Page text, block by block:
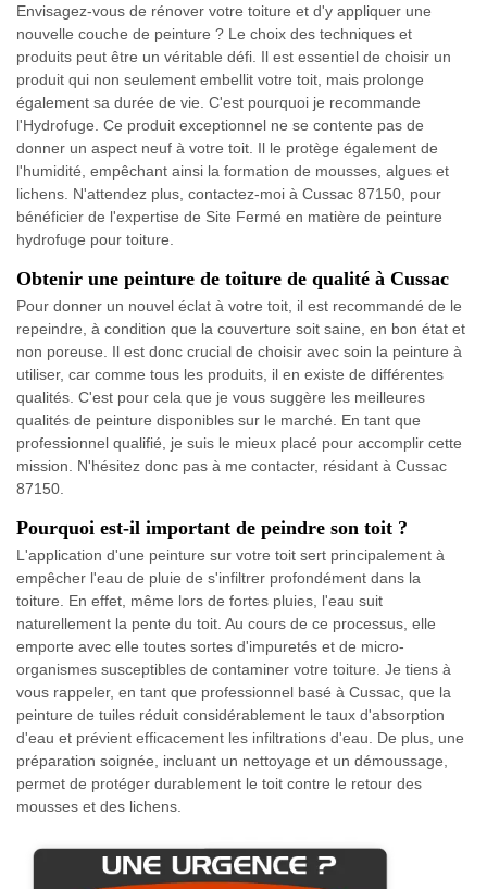
Envisagez-vous de rénover votre toiture et d'y appliquer une
nouvelle couche de peinture ? Le choix des techniques et
produits peut être un véritable défi. Il est essentiel de choisir un
produit qui non seulement embellit votre toit, mais prolonge
également sa durée de vie. C'est pourquoi je recommande
l'Hydrofuge. Ce produit exceptionnel ne se contente pas de
donner un aspect neuf à votre toit. Il le protège également de
l'humidité, empêchant ainsi la formation de mousses, algues et
lichens. N'attendez plus, contactez-moi à Cussac 87150, pour
bénéficier de l'expertise de Site Fermé en matière de peinture
hydrofuge pour toiture.
Obtenir une peinture de toiture de qualité à Cussac
Pour donner un nouvel éclat à votre toit, il est recommandé de le
repeindre, à condition que la couverture soit saine, en bon état et
non poreuse. Il est donc crucial de choisir avec soin la peinture à
utiliser, car comme tous les produits, il en existe de différentes
qualités. C'est pour cela que je vous suggère les meilleures
qualités de peinture disponibles sur le marché. En tant que
professionnel qualifié, je suis le mieux placé pour accomplir cette
mission. N'hésitez donc pas à me contacter, résidant à Cussac
87150.
Pourquoi est-il important de peindre son toit ?
L'application d'une peinture sur votre toit sert principalement à
empêcher l'eau de pluie de s'infiltrer profondément dans la
toiture. En effet, même lors de fortes pluies, l'eau suit
naturellement la pente du toit. Au cours de ce processus, elle
emporte avec elle toutes sortes d'impuretés et de micro-
organismes susceptibles de contaminer votre toiture. Je tiens à
vous rappeler, en tant que professionnel basé à Cussac, que la
peinture de tuiles réduit considérablement le taux d'absorption
d'eau et prévient efficacement les infiltrations d'eau. De plus, une
préparation soignée, incluant un nettoyage et un démoussage,
permet de protéger durablement le toit contre le retour des
mousses et des lichens.